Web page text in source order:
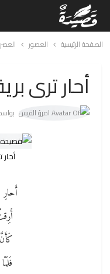
الصفحة الرئيسية العصور
أحار ترى